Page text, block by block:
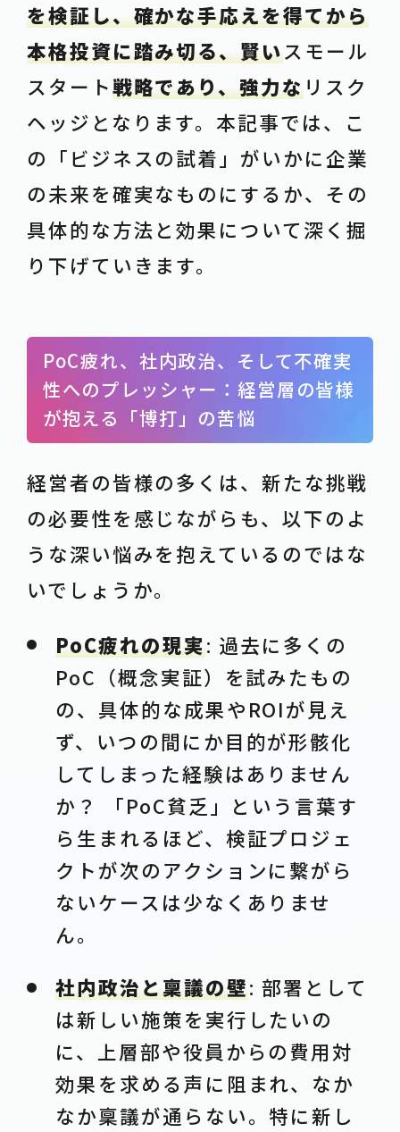
を検証し、確かな手応えを得てから
本格投資に踏み切る、賢いスモール
スタート戦略であり、強力なリスク
ヘッジとなります。本記事では、こ
の「ビジネスの試着」がいかに企業
の未来を確実なものにするか、その
具体的な方法と効果について深く掘
り下げていきます。
PoC疲れ、社内政治、そして不確実
性へのプレッシャー：経営層の皆様
が抱える「博打」の苦悩
経営者の皆様の多くは、新たな挑戦
の必要性を感じながらも、以下のよ
うな深い悩みを抱えているのではな
いでしょうか。
PoC疲れの現実: 過去に多くの
PoC（概念実証）を試みたもの
の、具体的な成果やROIが見え
ず、いつの間にか目的が形骸化
してしまった経験はありません
か？ 「PoC貧乏」という言葉す
ら生まれるほど、検証プロジェ
クトが次のアクションに繋がら
ないケースは少なくありませ
ん。
社内政治と稟議の壁: 部署として
は新しい施策を実行したいの
に、上層部や役員からの費用対
効果を求める声に阻まれ、なか
なか稟議が通らない。特に新し